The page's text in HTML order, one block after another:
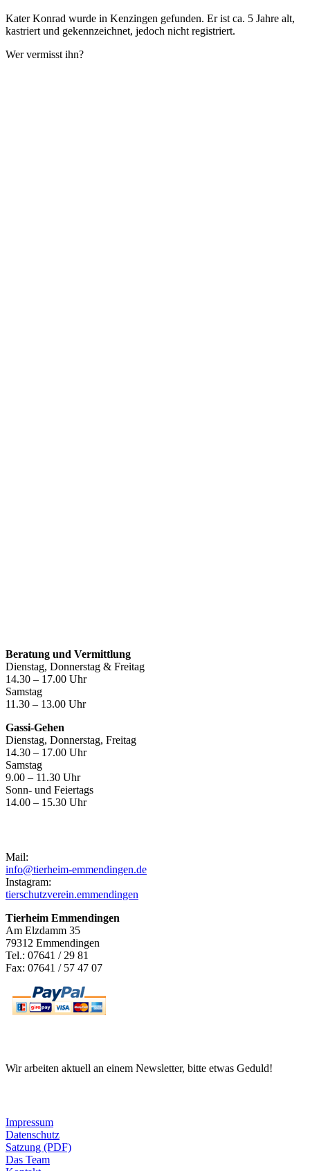
Kater Konrad wurde in Kenzingen gefunden. Er ist ca. 5 Jahre alt,
kastriert und gekennzeichnet, jedoch nicht registriert.
Wer vermisst ihn?
Beratung und Vermittlung
Dienstag, Donnerstag & Freitag
14.30 – 17.00 Uhr
Samstag
11.30 – 13.00 Uhr
Gassi-Gehen
Dienstag, Donnerstag, Freitag
14.30 – 17.00 Uhr
Samstag
9.00 – 11.30 Uhr
Sonn- und Feiertags
14.00 – 15.30 Uhr
Mail:
info@tierheim-emmendingen.de
Instagram:
tierschutzverein.emmendingen
Tierheim Emmendingen
Am Elzdamm 35
79312 Emmendingen
Tel.: 07641 / 29 81
Fax: 07641 / 57 47 07
Wir arbeiten aktuell an einem Newsletter, bitte etwas Geduld!
Impressum
Datenschutz
Satzung (PDF)
Das Team